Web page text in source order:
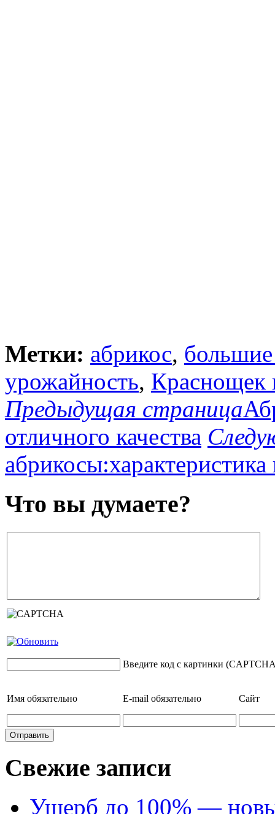
Метки: абрикос,
урожайность, Краснощек
Предыдущая страница
отличного качества
абрикосы:характеристика
Что вы думаете?
Введите код с картинки
Имя обязательно E-mail обязательно Сайт
Свежие записи
Ущерб до 100% —